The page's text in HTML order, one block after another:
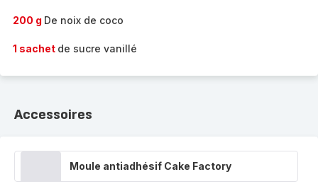
200 g De noix de coco
1 sachet de sucre vanillé
Accessoires
Moule antiadhésif Cake Factory